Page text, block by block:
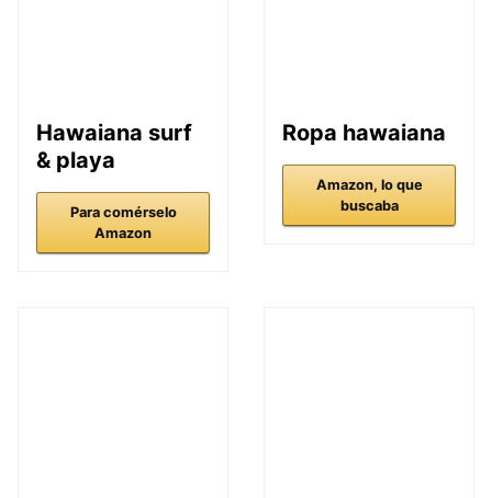
Hawaiana surf
& playa
Para comérselo
Amazon
Ropa hawaiana
Amazon, lo que
buscaba